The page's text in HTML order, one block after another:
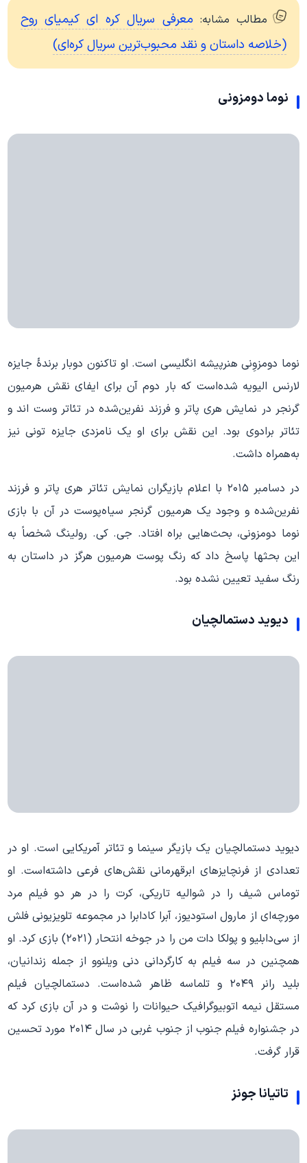
مطالب مشابه: معرفی سریال کره ای کیمیای روح
(خلاصه داستان و نقد محبوب‌ترین سریال کره‌ای)
نوما دومزونی
نوما دومزوِنی هنرپیشه انگلیسی است. او تاکنون دوبار برندهٔ جایزه
لارنس الیویه شده‌است که بار دوم آن برای ایفای نقش هرمیون
گرنجر در نمایش هری پاتر و فرزند نفرین‌شده در تئاتر وست اند و
تئاتر برادوی بود. این نقش برای او یک نامزدی جایزه تونی نیز
به‌همراه داشت.
در دسامبر ۲۰۱۵ با اعلام بازیگران نمایش تئاتر هری پاتر و فرزند
نفرین‌شده و وجود یک هرمیون گرنجر سیاه‌پوست در آن با بازی
نوما دومزونی، بحث‌هایی براه افتاد. جی. کی. رولینگ شخصاً به
این بحثها پاسخ داد که رنگ پوست هرمیون هرگز در داستان به
رنگ سفید تعیین نشده بود.
دیوید دستمالچیان
دیوید دستمالچیان یک بازیگر سینما و تئاتر آمریکایی است. او در
تعدادی از فرنچایزهای ابرقهرمانی نقش‌های فرعی داشته‌است. او
توماس شیف را در شوالیه تاریکی، کرت را در هر دو فیلم مرد
مورچه‌ای از مارول استودیوز، آبرا کادابرا در مجموعه تلویزیونی فلش
از سی‌دابلیو و پولکا دات من را در جوخه انتحار (۲۰۲۱) بازی کرد. او
همچنین در سه فیلم به کارگردانی دنی ویلنوو از جمله زندانیان،
بلید رانر ۲۰۴۹ و تلماسه ظاهر شده‌است. دستمالچیان فیلم
مستقل نیمه اتوبیوگرافیک حیوانات را نوشت و در آن بازی کرد که
در جشنواره فیلم جنوب از جنوب غربی در سال ۲۰۱۴ مورد تحسین
قرار گرفت.
تاتیانا جونز